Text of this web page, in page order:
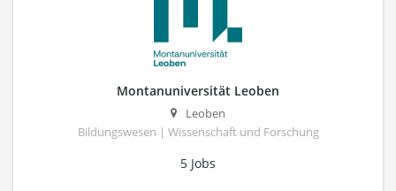
Montanuniversität Leoben
Leoben
Bildungswesen | Wissenschaft und Forschung
5 Jobs